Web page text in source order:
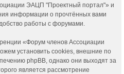
ЭАЦП "Проектный портал"» и
информации о прочтённых вами
работы с форумами.
«Форум членов Ассоциации
установить cookies, внешние по
phpBB, однако они выходят за
является рассмотрение